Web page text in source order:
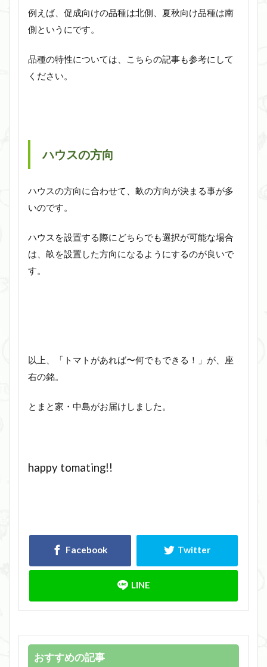
例えば、促成向けの品種は北側、夏秋向け品種は南
側というにです。
品種の特性については、こちらの記事も参考にして
ください。
ハウスの方向
ハウスの方向に合わせて、畝の方向が決まる事が多
いのです。
ハウスを設置する際にどちらでも選択が可能な場合
は、畝を設置した方向になるようにするのが良いで
す。
以上、「トマトがあれば〜何でもできる！」が、座
右の銘。
とまと家・中島がお届けしました。
happy tomating!!
おすすめの記事